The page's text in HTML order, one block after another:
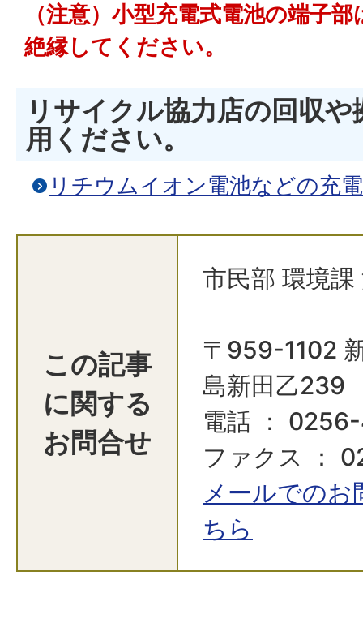
（注意）小型充電式電池の端子
絶縁してください。
リサイクル協力店の回収
用ください。
リチウムイオン電池などの充
この記事
に関する
お問合せ
市民部 環境
〒959-1102
島新田乙239
電話 ：
ファクス ：
メールでの
ちら